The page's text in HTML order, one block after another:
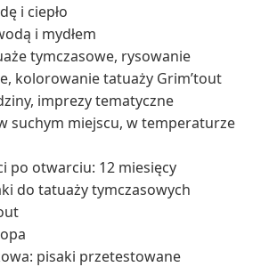
i ciepło
i mydłem
tymczasowe, rysowanie
kolorowanie tatuaży Grim’tout
imprezy tematyczne
suchym miejscu, w temperaturze
po otwarciu: 12 miesięcy
do tatuaży tymczasowych
pisaki przetestowane